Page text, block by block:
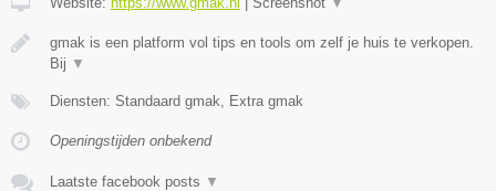
gmak is een platform vol tips en tools om zelf je huis te verkopen.
Bij ▼
Diensten: Standaard gmak, Extra gmak
Openingstijden onbekend
Laatste facebook posts ▼